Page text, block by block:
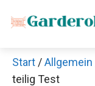
Inhalt
Start /Allgemein
teilig Test